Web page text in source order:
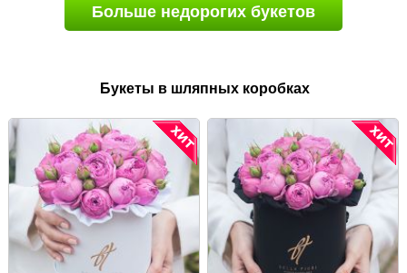
Больше недорогих букетов
Букеты в шляпных коробках